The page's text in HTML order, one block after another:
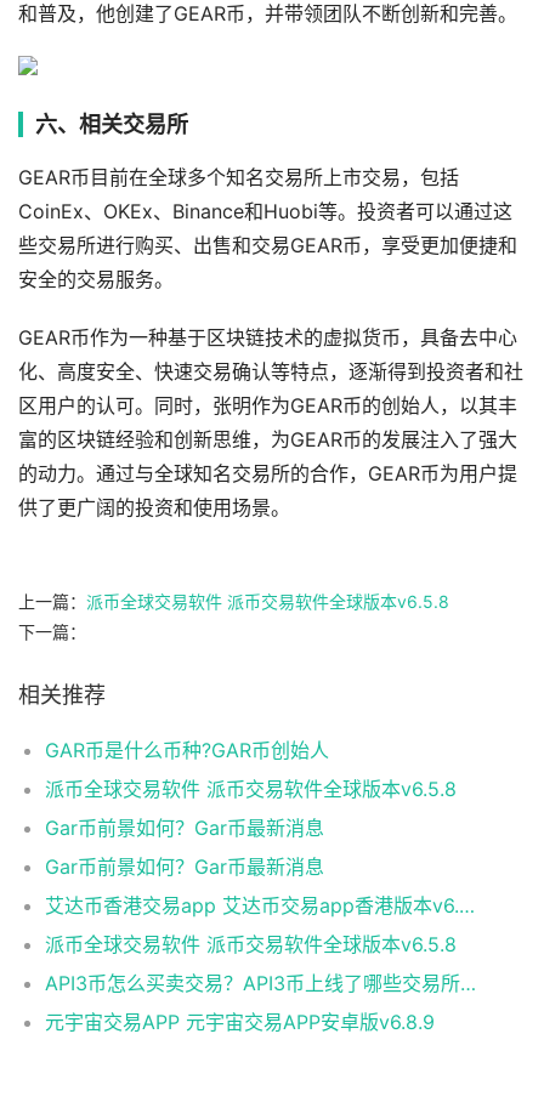
和普及，他创建了GEAR币，并带领团队不断创新和完善。
六、相关交易所
GEAR币目前在全球多个知名交易所上市交易，包括
CoinEx、OKEx、Binance和Huobi等。投资者可以通过这
些交易所进行购买、出售和交易GEAR币，享受更加便捷和
安全的交易服务。
GEAR币作为一种基于区块链技术的虚拟货币，具备去中心
化、高度安全、快速交易确认等特点，逐渐得到投资者和社
区用户的认可。同时，张明作为GEAR币的创始人，以其丰
富的区块链经验和创新思维，为GEAR币的发展注入了强大
的动力。通过与全球知名交易所的合作，GEAR币为用户提
供了更广阔的投资和使用场景。
上一篇： 派币全球交易软件 派币交易软件全球版本v6.5.8
下一篇：
相关推荐
GAR币是什么币种?GAR币创始人
派币全球交易软件 派币交易软件全球版本v6.5.8
Gar币前景如何？Gar币最新消息
Gar币前景如何？Gar币最新消息
艾达币香港交易app 艾达币交易app香港版本v6.0.9
派币全球交易软件 派币交易软件全球版本v6.5.8
API3币怎么买卖交易？API3币上线了哪些交易所？
元宇宙交易APP 元宇宙交易APP安卓版v6.8.9